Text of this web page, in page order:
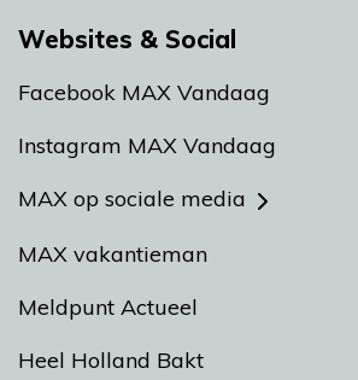
Websites & Social
Facebook MAX Vandaag
Instagram MAX Vandaag
MAX op sociale media
MAX vakantieman
Meldpunt Actueel
Heel Holland Bakt